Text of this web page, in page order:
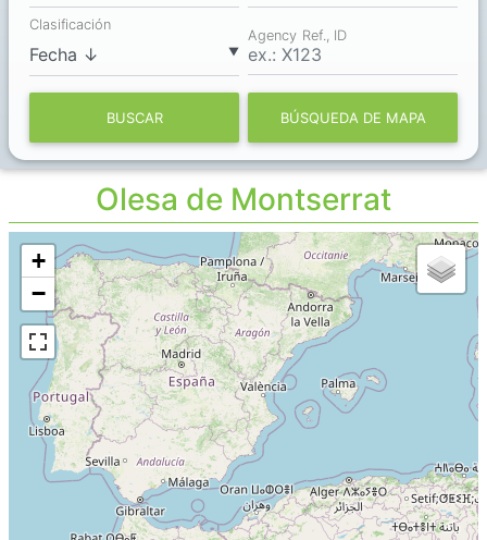
▼
Clasificación
Agency Ref., ID
BUSCAR BÚSQUEDA DE MAPA
Olesa de Montserrat
+
−